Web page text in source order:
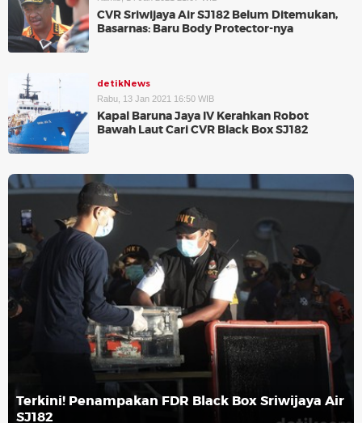
CVR Sriwijaya Air SJ182 Belum Ditemukan,
Basarnas: Baru Body Protector-nya
detikNews
Rabu, 13 Jan 2021 16:50 WIB
Kapal Baruna Jaya IV Kerahkan Robot
Bawah Laut Cari CVR Black Box SJ182
Terkini! Penampakan FDR Black Box Sriwijaya Air
SJ182